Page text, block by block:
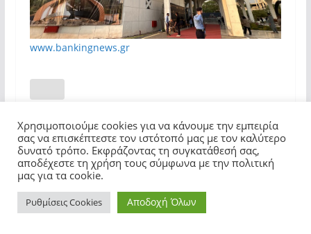
www.bankingnews.gr
Σκληρή ανακοίνωση κατά του Δικηγορικού
Συλλόγου Αθηνών εξαπολύει η Μ.Καρυστιανού:
«Φίμωση»
Ἡ προσάρτησις τῆς Βορείου Ἠπείρου στὸν
Χρησιμοποιούμε cookies για να κάνουμε την εμπειρία
σας να επισκέπτεστε τον ιστότοπό μας με τον καλύτερο
δυνατό τρόπο. Εκφράζοντας τη συγκατάθεσή σας,
αποδέχεστε τη χρήση τους σύμφωνα με την πολιτική
μας για τα cookie.
Ρυθμίσεις Cookies Αποδοχή Όλων